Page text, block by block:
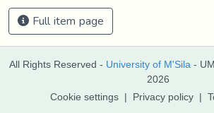
Full item page
All Rights Reserved - University of M'Sila -
2026
Cookie settings | Privacy policy |